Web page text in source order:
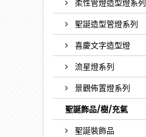
柔性管燈造型燈系列
聖誕造型管燈系列
喜慶文字造型燈
流星燈系列
景觀佈置燈系列
聖誕飾品/樹/充氣
聖誕裝飾品